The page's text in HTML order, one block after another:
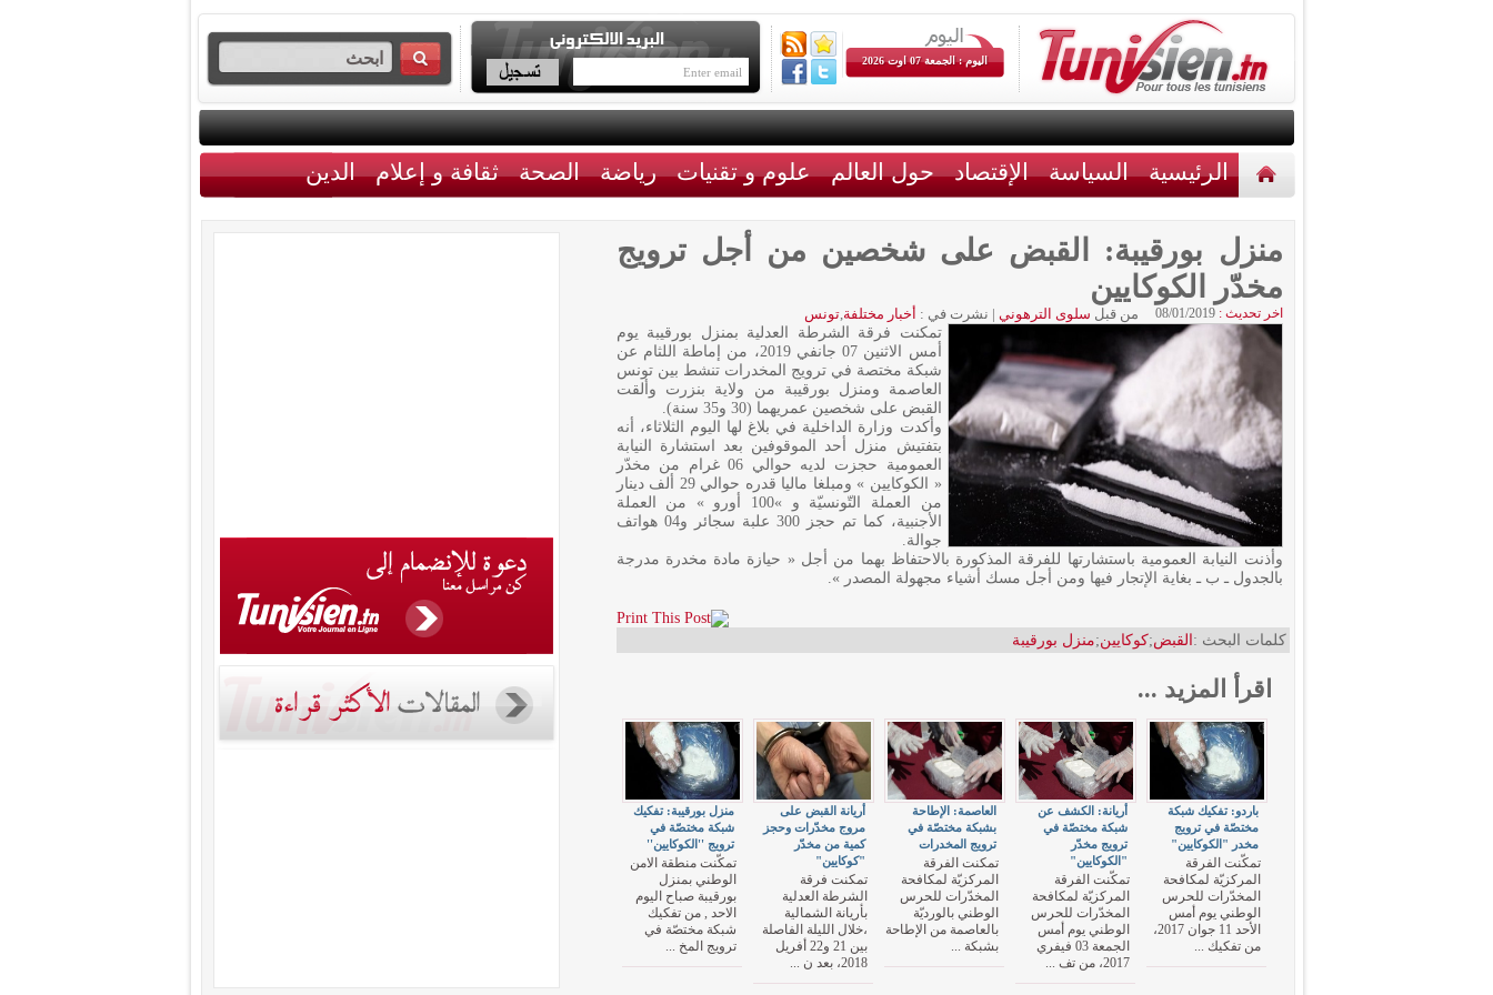
اليوم : الجمعة 07 اوت 2026
الرئيسية السياسة الإقتصاد حول العالم علوم و تقنيات رياضة الصحة ثقافة و إعلام الدين
منزل بورقيبة: القبض على شخصين من أجل ترويج
مخدّر الكوكايين
اخر تحديث : 08/01/2019 من قبل سلوى الترهوني | نشرت في : أخبار مختلفة,تونس
تمكنت فرقة الشرطة العدلية بمنزل بورقيبة يوم
أمس الاثنين 07 جانفي 2019، من إماطة اللثام عن
شبكة مختصة في ترويج المخدرات تنشط بين تونس
العاصمة ومنزل بورقيبة من ولاية بنزرت وألقت
القبض على شخصين عمريهما (30 و35 سنة).
وأكدت وزارة الداخلية في بلاغ لها اليوم الثلاثاء، أنه
بتفتيش منزل أحد الموقوفين بعد استشارة النيابة
العمومية حجزت لديه حوالي 06 غرام من مخدّر
« الكوكايين » ومبلغا ماليا قدره حوالي 29 ألف دينار
من العملة التّونسيّة و »100 أورو » من العملة
الأجنبية، كما تم حجز 300 علبة سجائر و04 هواتف
جوالة.
وأذنت النيابة العمومية باستشارتها للفرقة المذكورة بالاحتفاظ بهما من أجل « حيازة مادة مخدرة مدرجة
بالجدول ـ ب ـ بغاية الإتجار فيها ومن أجل مسك أشياء مجهولة المصدر ».
كلمات البحث : القبض;كوكايين;منزل بورقيبة
اقرأ المزيد ...
منزل بورقيبة: تفكيك
شبكة مختصّة في
ترويج ''الكوكايين''
تمكّنت منطقة الامن
الوطني بمنزل
بورقيبة صباح اليوم
الاحد , من تفكيك
شبكة مختصّة في
ترويج المخ ...
أريانة القبض على
مروج مخدّرات وحجز
كمية من مخدّر
"كوكايين"
تمكنت فرقة
الشرطة العدلية
بأريانة الشمالية
،خلال الليلة الفاصلة
بين 21 و22 أفريل
2018، بعد ن ...
العاصمة: الإطاحة
بشبكة مختصّة في
ترويج المخدرات
تمكنت الفرقة
المركزيّة لمكافحة
المخدّرات للحرس
الوطني بالورديّة
بالعاصمة من الإطاحة
بشبكة ...
أريانة: الكشف عن
شبكة مختصّة في
ترويج مخدّر
"الكوكايين"
تمكّنت الفرقة
المركزيّة لمكافحة
المخدّرات للحرس
الوطني يوم أمس
الجمعة 03 فيفري
2017، من تف ...
باردو: تفكيك شبكة
مختصّة في ترويج
مخدر "الكوكايين"
تمكّنت الفرقة
المركزيّة لمكافحة
المخدّرات للحرس
الوطني يوم أمس
الأحد 11 جوان 2017،
من تفكيك ...